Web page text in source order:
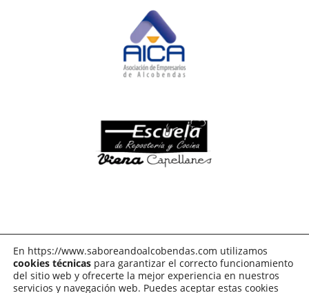
En https://www.saboreandoalcobendas.com utilizamos
cookies técnicas para garantizar el correcto funcionamiento
del sitio web y ofrecerte la mejor experiencia en nuestros
servicios y navegación web. Puedes aceptar estas cookies